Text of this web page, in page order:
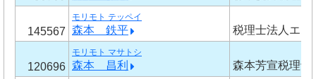
145567
モリモト テッペイ
森本 鉄平 税理士法人エム
120696
モリモト マサトシ
森本 昌利 森本芳宣税理士